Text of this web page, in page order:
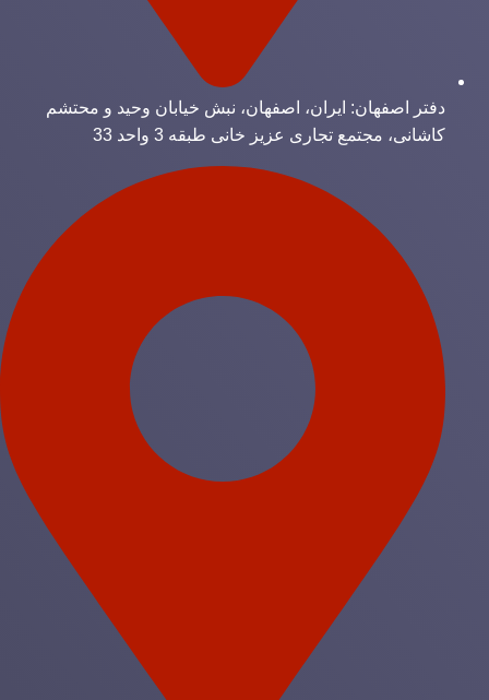
دفتر اصفهان: ایران، اصفهان، نبش خیابان وحید و محتشم
کاشانی، مجتمع تجاری عزیز خانی طبقه 3 واحد 33